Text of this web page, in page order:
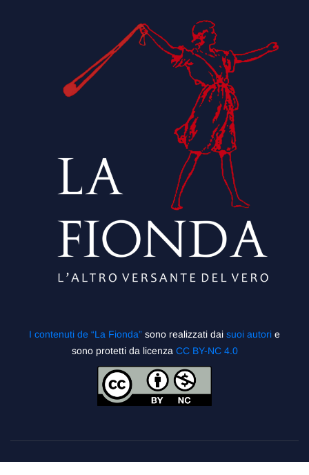
I contenuti de “La Fionda” sono realizzati dai suoi autori e
sono protetti da licenza CC BY-NC 4.0